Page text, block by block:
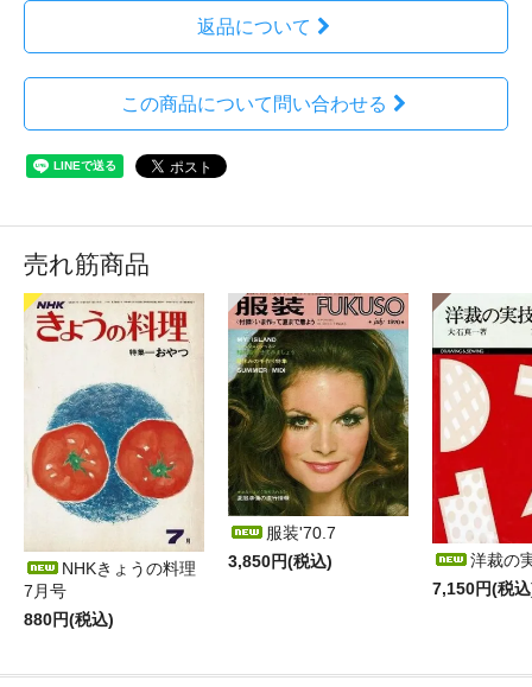
返品について
この商品について問い合わせる
売れ筋商品
NHKきょうの料理
7月号
880円(税込)
服装'70.7
3,850円(税込)
洋裁の
7,150円(税